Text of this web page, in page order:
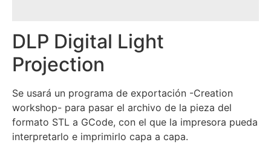
DLP Digital Light
Projection
Se usará un programa de exportación -Creation
workshop- para pasar el archivo de la pieza del
formato STL a GCode, con el que la impresora pueda
interpretarlo e imprimirlo capa a capa.